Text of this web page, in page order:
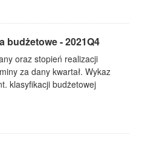
budżetowe - 2021Q4
oraz stopień realizacji
za dany kwartał. Wykaz
klasyfikacji budżetowej